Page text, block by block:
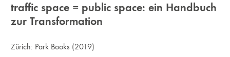
traffic space = public space: ein Handbuch
zur Transformation
Zürich: Park Books (2019)